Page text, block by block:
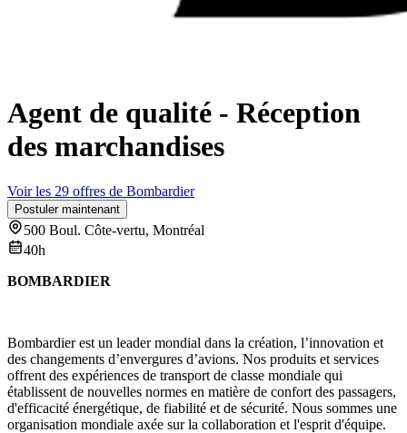
Agent de qualité - Réception
des marchandises
Voir les 29 offres de Bombardier
Postuler maintenant
500 Boul. Côte-vertu, Montréal
40h
BOMBARDIER
Bombardier est un leader mondial dans la création, l’innovation et
des changements d’envergures d’avions. Nos produits et services
offrent des expériences de transport de classe mondiale qui
établissent de nouvelles normes en matière de confort des passagers,
d'efficacité énergétique, de fiabilité et de sécurité. Nous sommes une
organisation mondiale axée sur la collaboration et l'esprit d'équipe.